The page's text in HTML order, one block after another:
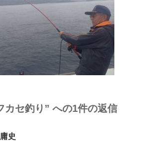
セ釣り” への1件の返信
史